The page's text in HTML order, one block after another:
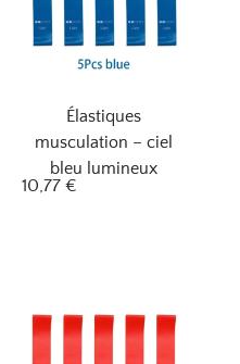
Élastiques
musculation – ciel
bleu lumineux
10,77 €